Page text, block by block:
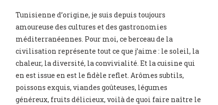
Tunisienne d’origine, je suis depuis toujours
amoureuse des cultures et des gastronomies
méditerranéennes. Pour moi, ce berceau de la
civilisation représente tout ce que j’aime : le soleil, la
chaleur, la diversité, la convivialité. Et la cuisine qui
en est issue en est le fidèle reflet. Arômes subtils,
poissons exquis, viandes goûteuses, légumes
généreux, fruits délicieux, voilà de quoi faire naître le